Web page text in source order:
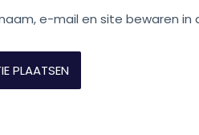
e-mail en site bewaren